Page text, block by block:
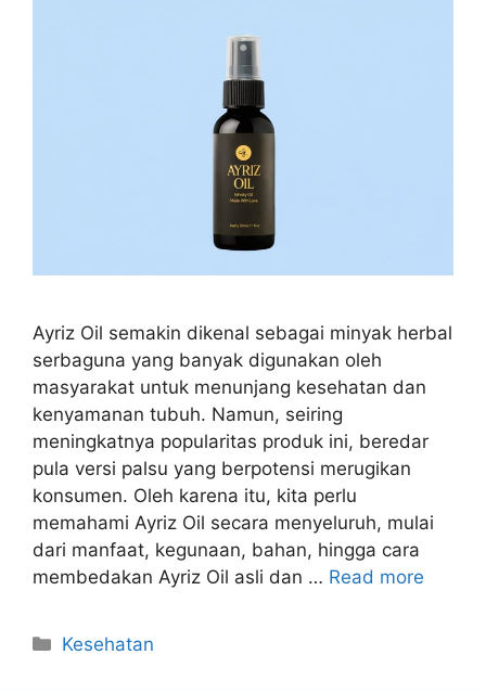
Ayriz Oil semakin dikenal sebagai minyak herbal
serbaguna yang banyak digunakan oleh
masyarakat untuk menunjang kesehatan dan
kenyamanan tubuh. Namun, seiring
meningkatnya popularitas produk ini, beredar
pula versi palsu yang berpotensi merugikan
konsumen. Oleh karena itu, kita perlu
memahami Ayriz Oil secara menyeluruh, mulai
dari manfaat, kegunaan, bahan, hingga cara
membedakan Ayriz Oil asli dan … Read more
Kategori
Kesehatan